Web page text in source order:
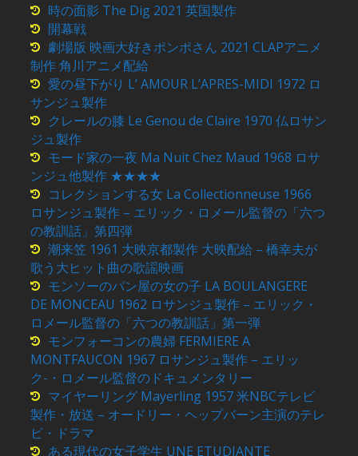
時の面影 The Dig 2021 英国製作
開幕戦
劇場版 映画大好きポンポさん 2021 CLAPアニメ
制作 角川アニメ配給
愛の昼下がり L’ AMOUR L’APRES-MIDI 1972 ロ
サンジュ製作
クレールの膝 Le Genou de Claire 1970 仏ロサン
ジュ製作
モード家の一夜 Ma Nuit Chez Maud 1968 ロサ
ンジュ他製作 ★★★★
コレクションする女 La Collectionneuse 1966
ロサンジュ製作 – エリック・ロメール監督の「六つ
の教訓話」第四弾
潮来笠 1961 大映京都製作 大映配給 – 橋幸夫が
歌う大ヒット曲の歌謡映画
モンソーのパン屋の女の子 LA BOULANGERE
DE MONCEAU 1962 ロサンジュ製作 – エリック・
ロメール監督の「六つの教訓話」第一弾
モンフォーコンの農婦 FERMIERE A
MONTFAUCON 1967 ロサンジュ製作 – エリッ
ク-・ロメール監督のドキュメンタリー
マイヤーリング Mayerling 1957 米NBCテレビ
製作・放送 – オードリー・ヘップバーン主演のテレ
ビ・ドラマ
ある現代の女子学生 UNE ETUDIANTE